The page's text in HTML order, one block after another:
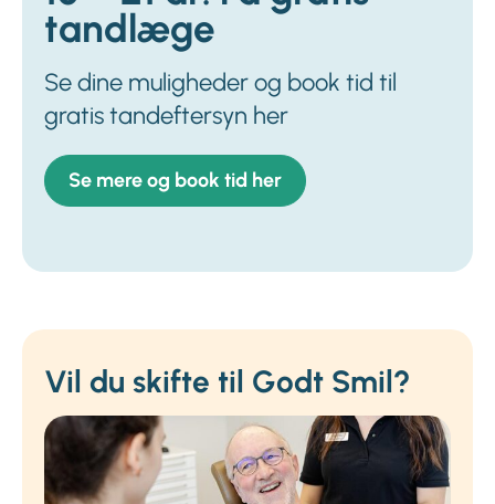
tandlæge
Se dine muligheder og book tid til
gratis tandeftersyn her
Se mere og book tid her
Vil du skifte til Godt Smil?